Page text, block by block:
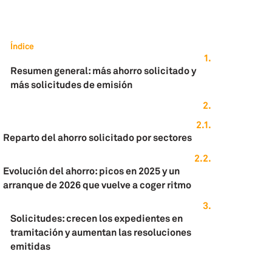
Índice
Resumen general: más ahorro solicitado y
más solicitudes de emisión
Reparto del ahorro solicitado por sectores
Evolución del ahorro: picos en 2025 y un
arranque de 2026 que vuelve a coger ritmo
Solicitudes: crecen los expedientes en
tramitación y aumentan las resoluciones
emitidas